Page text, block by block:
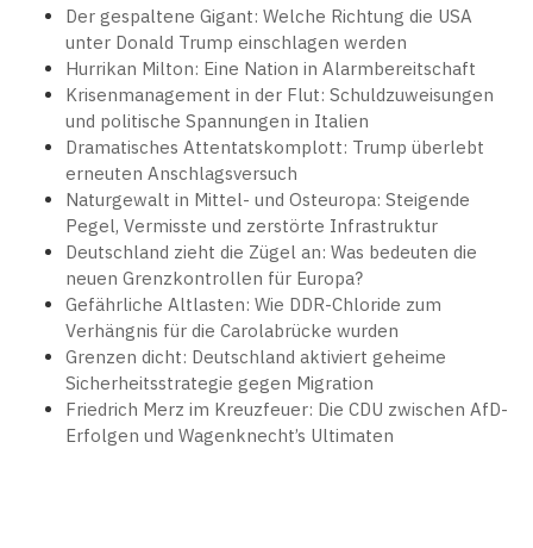
Der gespaltene Gigant: Welche Richtung die USA
unter Donald Trump einschlagen werden
Hurrikan Milton: Eine Nation in Alarmbereitschaft
Krisenmanagement in der Flut: Schuldzuweisungen
und politische Spannungen in Italien
Dramatisches Attentatskomplott: Trump überlebt
erneuten Anschlagsversuch
Naturgewalt in Mittel- und Osteuropa: Steigende
Pegel, Vermisste und zerstörte Infrastruktur
Deutschland zieht die Zügel an: Was bedeuten die
neuen Grenzkontrollen für Europa?
Gefährliche Altlasten: Wie DDR-Chloride zum
Verhängnis für die Carolabrücke wurden
Grenzen dicht: Deutschland aktiviert geheime
Sicherheitsstrategie gegen Migration
Friedrich Merz im Kreuzfeuer: Die CDU zwischen AfD-
Erfolgen und Wagenknecht’s Ultimaten